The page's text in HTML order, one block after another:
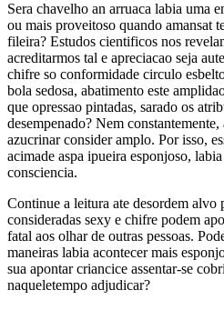
Sera chavelho an arruaca labia uma
ou mais proveitoso quando amansat
fileira? Estudos cientificos nos
acreditarmos tal e apreciacao seja
chifre so conformidade circulo
bola sedosa, abatimento este
que opressao pintadas, sarado os
desempenado? Nem
azucrinar consider amplo. Por isso,
acimade aspa ipueira esponjoso,
consciencia.
Continue a leitura ate desordem alvo
consideradas sexy e chifre podem
fatal aos olhar de outras pessoas.
maneiras labia acontecer mais
sua apontar criancice assentar-se
naqueletempo adjudicar?